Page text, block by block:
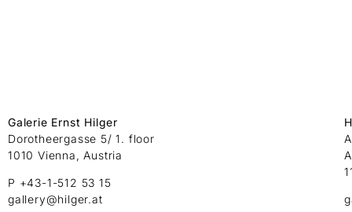
Galerie Ernst Hilger
Dorotheergasse 5/ 1. floor
1010 Vienna, Austria
P +43-1-512 53 15
gallery@hilger.at